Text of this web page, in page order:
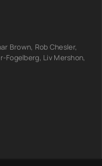
Brown, Rob Chesler,
Fogelberg, Liv Mershon,